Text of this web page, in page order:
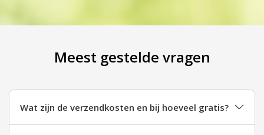
Meest gestelde vragen
Wat zijn de verzendkosten en bij hoeveel gratis?